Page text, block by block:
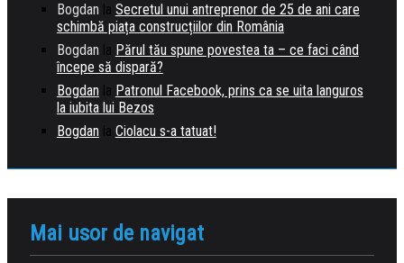
Bogdan la Secretul unui antreprenor de 25 de ani care
schimbă piața construcțiilor din România
Bogdan la Părul tău spune povestea ta – ce faci când
începe să dispară?
Bogdan la Patronul Facebook, prins ca se uita languros
la iubita lui Bezos
Bogdan la Ciolacu s-a tatuat!
Mai usor de navigat